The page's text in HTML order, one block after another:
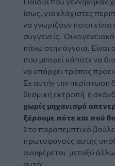
ίσως, για ελάχιστες
να γνωρίζουν ποιοι είναι
συγγενείς.
πάνω στην άγνοια. Είναι
που μπορεί κάποτε να
να υπάρχει τρόπος
Σε αυτήν την περίπτωση
θεσμική εκτροπή ή
χωρίς μηχανισμό
ξέρουμε πότε και πού
Στο παραπεμπτικό
πρωτοφανούς αυτής
αναφέρεται μεταξύ
αυτό: